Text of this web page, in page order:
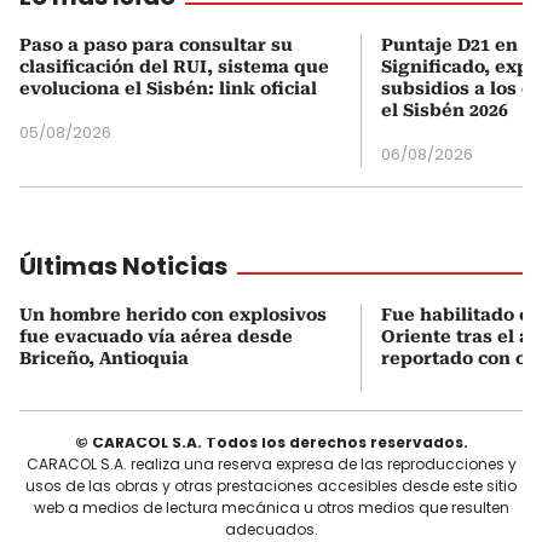
Paso a paso para consultar su
clasificación del RUI, sistema que
evoluciona el Sisbén: link oficial
05/08/2026
Puntaje D21 en
Significado,
subsidios a los
el Sisbén 2026
06/08/2026
Últimas Noticias
Un hombre herido con explosivos
fue evacuado vía aérea desde
Briceño, Antioquia
Fue habilitado el
Oriente tras el
reportado con
© CARACOL S.A. Todos los derechos reservados.
CARACOL S.A. realiza una reserva expresa de las reproducciones y
usos de las obras y otras prestaciones accesibles desde este sitio
web a medios de lectura mecánica u otros medios que resulten
adecuados.